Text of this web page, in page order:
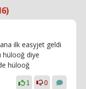
ilk easyjet geldi
hülooğ diye
hülooğ
1 0